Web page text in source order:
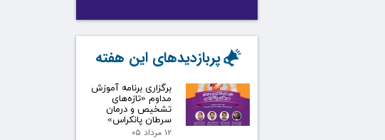
برگزاری برنامه آموزش
مداوم «تازه‌های
تشخیص و درمان
سرطان پانکراس»
۱۲ مرداد ۰۵
پربازدیدهای این هفته